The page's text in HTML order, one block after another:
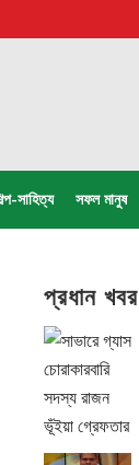
সাহিত্য সফল মানুষ
প্রধান খবর